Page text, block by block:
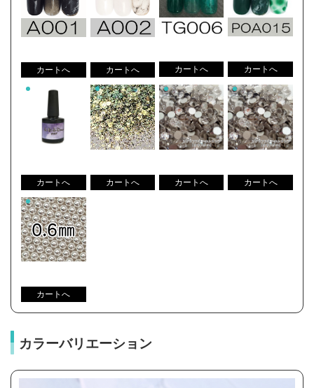
カラーバリエーション